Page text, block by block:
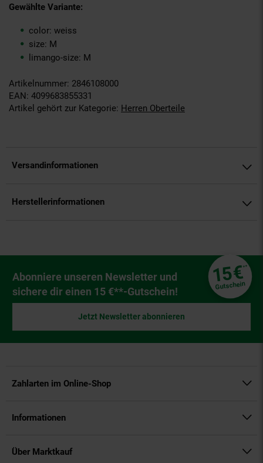
Gewählte Variante:
color: weiss
size: M
limango-size: M
Artikelnummer: 2846108000
EAN: 4099683855331
Artikel gehört zur Kategorie: Herren Oberteile
Versandinformationen
Herstellerinformationen
Newsletter Anmeldung
Abonniere unseren Newsletter und
sichere dir einen 15 €**-Gutschein!
15€**
Gutschein
Jetzt Newsletter abonnieren
Zahlarten im Online-Shop
Informationen
Über Marktkauf